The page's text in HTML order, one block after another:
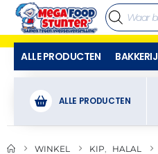
ALLE PRODUCTEN BAKKERIJ
ALLE PRODUCTEN
WINKEL KIP
HALAL